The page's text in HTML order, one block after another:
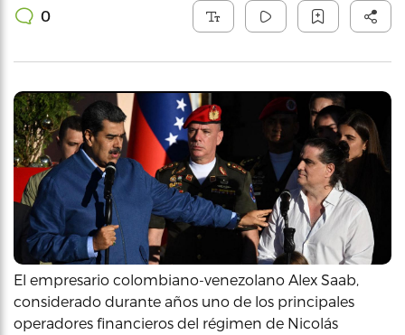
0
El empresario colombiano-venezolano Alex Saab,
considerado durante años uno de los principales
operadores financieros del régimen de Nicolás